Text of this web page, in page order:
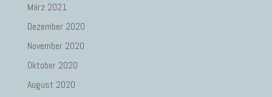
März 2021
Dezember 2020
November 2020
Oktober 2020
August 2020